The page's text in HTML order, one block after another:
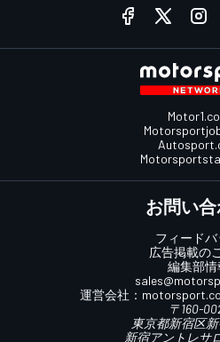
お問い
フィードバ
広告掲載の
編集部情
運営会社：
〒160-
東京都新宿区新
新宿アントレサ